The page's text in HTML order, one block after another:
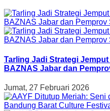
Tarling Jadi Strategi
BAZNAS Jabar dan
Jumat, 27 Februari 2026